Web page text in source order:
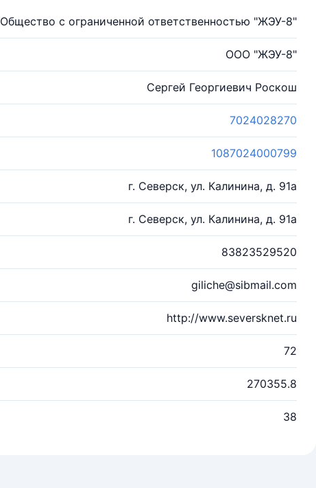
Общество с ограниченной ответственностью "ЖЭУ-8"
ООО "ЖЭУ-8"
Сергей Георгиевич Роскош
7024028270
1087024000799
г. Северск, ул. Калинина, д. 91а
г. Северск, ул. Калинина, д. 91а
83823529520
giliche@sibmail.com
http://www.seversknet.ru
72
270355.8
38